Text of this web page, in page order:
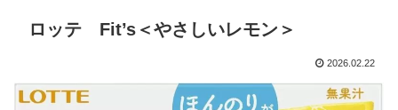
ロッテ Fit’s＜やさしいレモン＞
2026.02.22